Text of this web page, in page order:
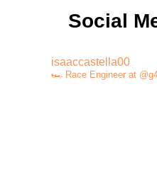
Social
isaaccastella00
🏎️ Race Engineer at